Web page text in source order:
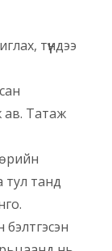
түүндээ
ав. Татаж
тул танд